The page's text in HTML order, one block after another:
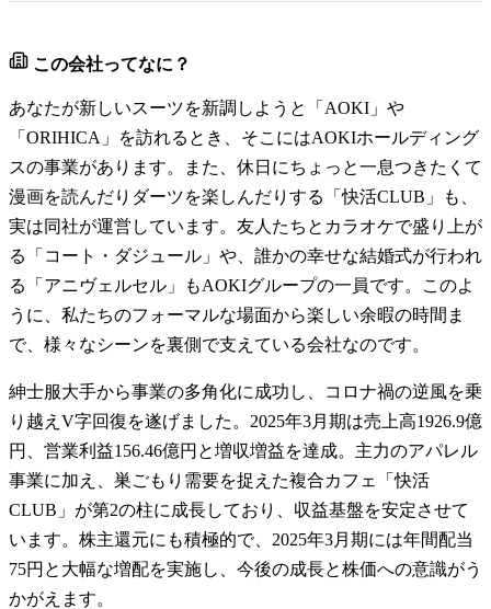
この会社ってなに？
あなたが新しいスーツを新調しようと「AOKI」や
「ORIHICA」を訪れるとき、そこにはAOKIホールディング
スの事業があります。また、休日にちょっと一息つきたくて
漫画を読んだりダーツを楽しんだりする「快活CLUB」も、
実は同社が運営しています。友人たちとカラオケで盛り上が
る「コート・ダジュール」や、誰かの幸せな結婚式が行われ
る「アニヴェルセル」もAOKIグループの一員です。このよ
うに、私たちのフォーマルな場面から楽しい余暇の時間ま
で、様々なシーンを裏側で支えている会社なのです。
紳士服大手から事業の多角化に成功し、コロナ禍の逆風を乗
り越えV字回復を遂げました。2025年3月期は売上高1926.9億
円、営業利益156.46億円と増収増益を達成。主力のアパレル
事業に加え、巣ごもり需要を捉えた複合カフェ「快活
CLUB」が第2の柱に成長しており、収益基盤を安定させて
います。株主還元にも積極的で、2025年3月期には年間配当
75円と大幅な増配を実施し、今後の成長と株価への意識がう
かがえます。